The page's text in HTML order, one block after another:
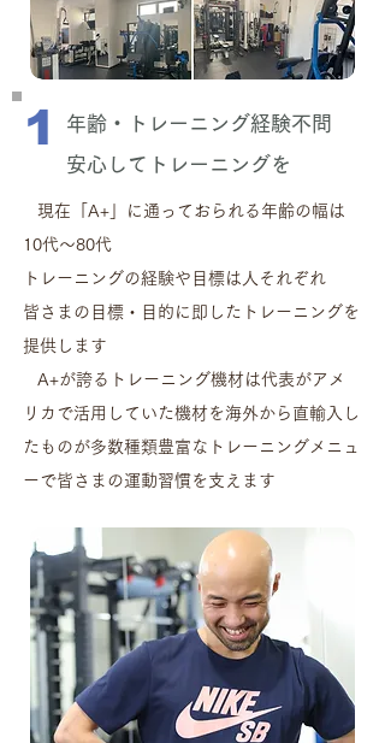
1
年齢・トレーニング経験不問
​安心してトレーニングを
現在「A+」に 通っておられる年齢の幅は
10代〜80代
​トレーニングの経験や 目標は人それぞれ
皆さまの目標・目的に即したトレーニングを
提供します
A+が誇るトレーニング機材は代表がアメ
リカで活用していた機材を海外から直輸入し
たものが多数種類豊富なトレーニングメニュ
ーで​皆さまの運動習慣を支えます